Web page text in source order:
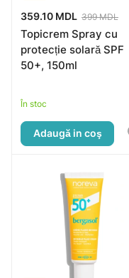
359.10 MDL 399 MDL
Topicrem Spray cu
protecție solară SPF
50+, 150ml
În stoc
Adaugă in coş